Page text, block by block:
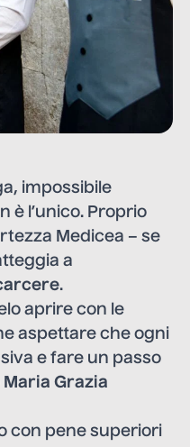
impossibile
è l’unico. Proprio
Medicea – se
a
.
aprire con le
aspettare che ogni
e fare un passo
Grazia
con pene superiori